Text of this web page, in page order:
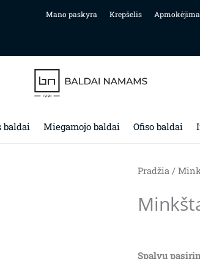
Mano paskyra Krepšelis
baldai Miegamojo baldai Ofiso baldai
Pradžia/
Spalvų